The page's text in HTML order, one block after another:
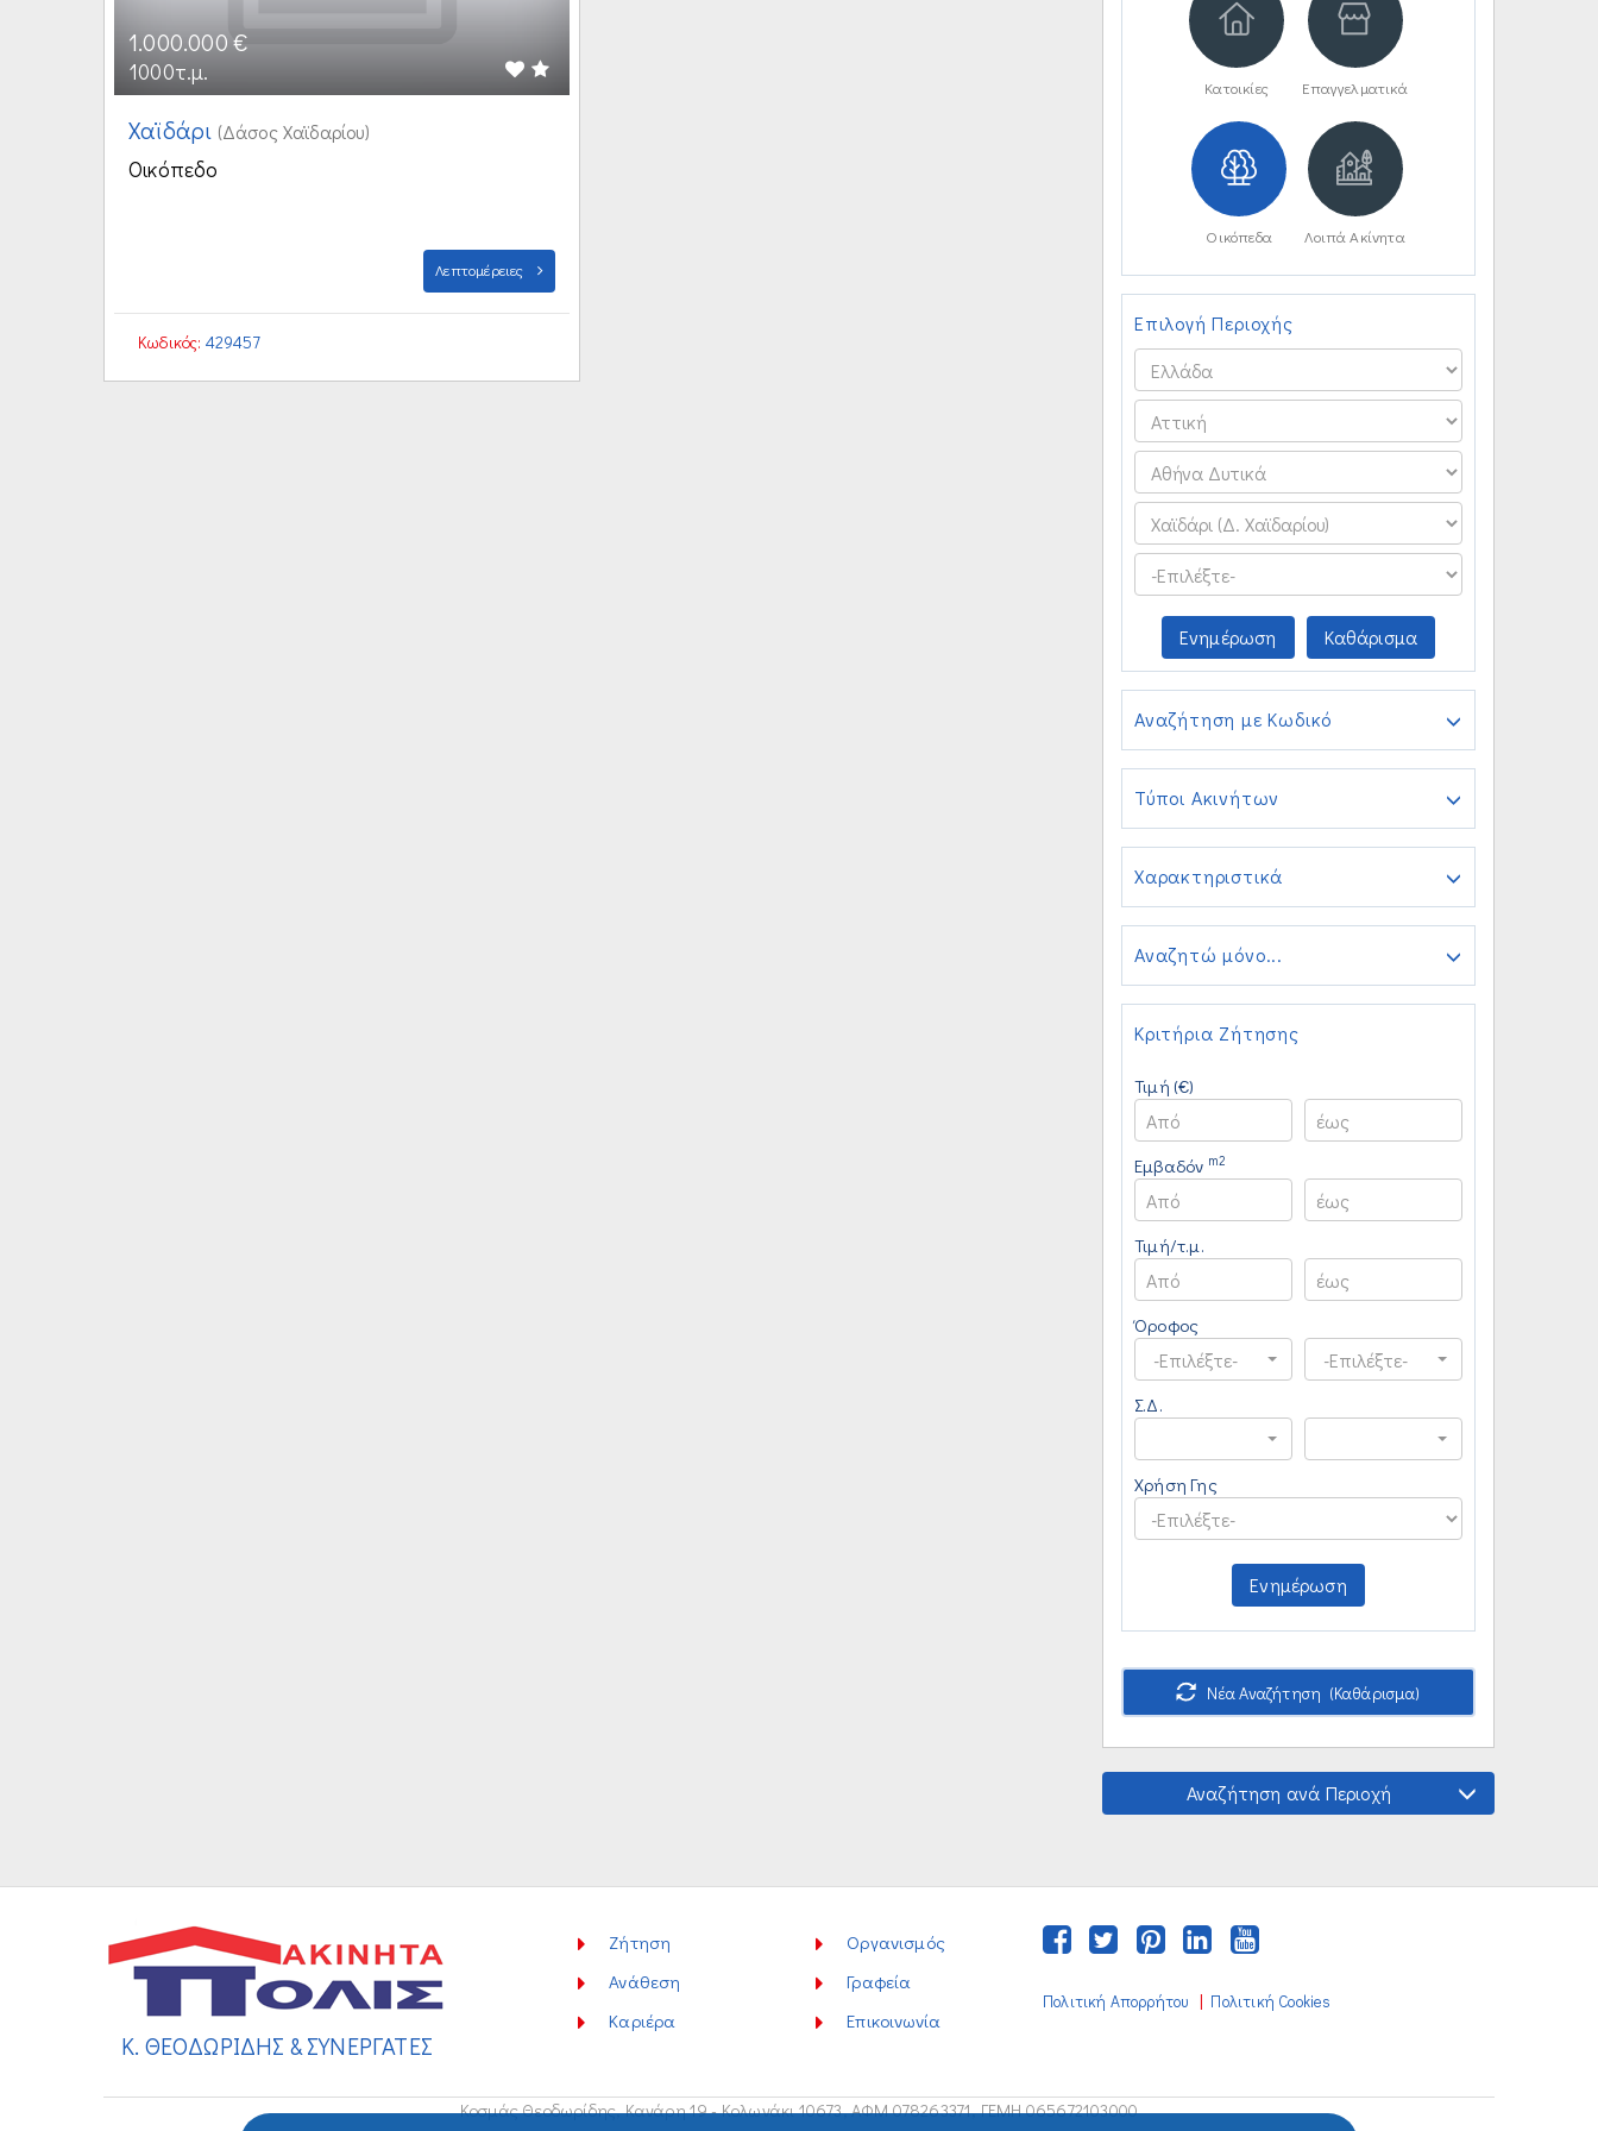
1.000.000 €
1000τ.μ.
Χαϊδάρι (Δάσος Χαϊδαρίου)
Οικόπεδο
Λεπτομέρειες
Κωδικός: 429457
Κατοικίες Επαγγελματικά
Οικόπεδα Λοιπά Ακίνητα
Επιλογή Περιοχής
Ενημέρωση Καθάρισμα
Αναζήτηση με Κωδικό
Τύποι Ακινήτων
Χαρακτηριστικά
Αναζητώ μόνο...
Κριτήρια Ζήτησης
Τιμή (€)
Εμβαδόν m2
Τιμή/τ.μ.
Όροφος
-Επιλέξτε- -Επιλέξτε-
Σ.Δ.
Χρήση Γης
Ενημέρωση
Νέα Αναζήτηση (Καθάρισμα)
Αναζήτηση ανά Περιοχή
Κ. ΘΕΟΔΩΡΙΔΗΣ & ΣΥΝΕΡΓΑΤΕΣ
Ζήτηση
Ανάθεση
Καριέρα
Οργανισμός
Γραφεία
Επικοινωνία
Πολιτική Απορρήτου | Πολιτική Cookies
Κοσμάς Θεοδωρίδης, Κανάρη 19 - Κολωνάκι 10673,ΑΦΜ 078263371, ΓΕΜΗ 065672103000